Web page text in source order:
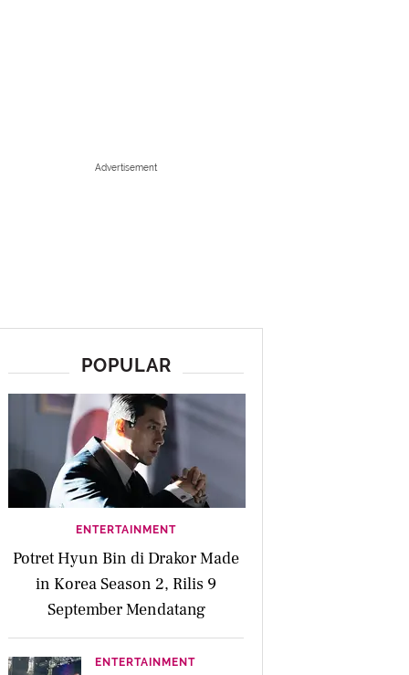
Advertisement
POPULAR
ENTERTAINMENT
Potret Hyun Bin di Drakor Made
in Korea Season 2, Rilis 9
September Mendatang
ENTERTAINMENT